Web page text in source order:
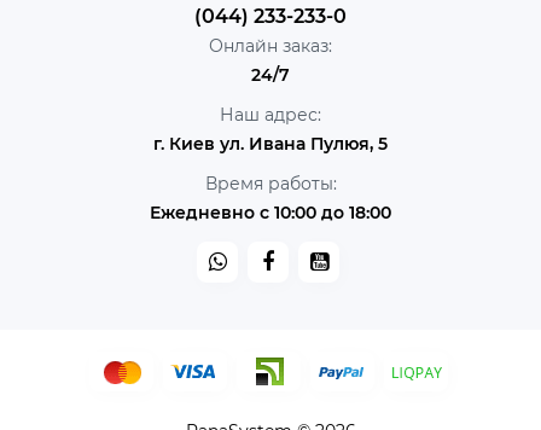
(044) 233-233-0
Онлайн заказ:
24/7
Наш адрес:
г. Киев ул. Ивана Пулюя, 5
Время работы:
Ежедневно с 10:00 до 18:00